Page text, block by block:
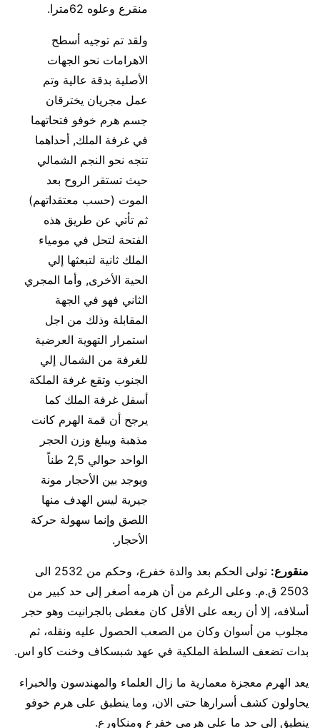
منقرع وعلوه 62مترا.
ولقد تم توجيه أسطح
الاهرامات نحو الجهات
الأصلية بدقة عالية وتم
عمل مجريان يخترقان
جسم هرم خوفو فتحاتهما
في غرفة الملك, أحداهما
تتجه نحو النجم الشمالي
حيث تستقر الروح بعد
الموت (حسب معتقداتهم)
ثم تأتي عن طريق هذه
الفتحة لتحل في مومياء
الملك ثانية لتبعثها إلي
الحية الأخرى, وأما المجري
الثاني فهو في الجهة
المقابلة وذلك من اجل
استمرار التهوية العرضية
للغرفة من الشمال إلي
الجنوب وتقع غرفة الملكة
أسفل غرفة الملك كما
يرجح أن قمة الهرم كانت
مذهبة ويبلغ وزن الحجر
الواحد حوالي 2,5 طناً
ويوجد بين الأحجار مونة
جيرية ليس الهدف منها
اللصق وإنما سهولة حركة
الأحجار.
منقورع:
تولى الحكم بعد والدة خفرع، وحكم من 2532 الى
2503 ق.م. وعلى الرغم من أن هرمه أصغر إلى حد كبير من
أسلافه، إلا أن ربعه على الأقل كان مغطى بالجرانيت وهو حجر
مجلوب من أسوان وكان من الصعب الحصول عليه ونقله، ثم
بدات تضعف السلطة الملكية في عهد شبسكاف وخنت كاو اس.
يعد الهرم معجزة معمارية ما زال العلماء والمهندسون والخبراء
يحاولون كشف أسرارها حتى الان، وما ينطبق على هرم خوفو
ينطبق إلى حد ما على هرمي خفرع ومنكاورع.